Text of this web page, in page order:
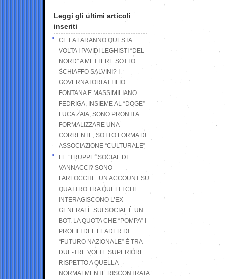
Leggi gli ultimi articoli
inseriti
CE LA FARANNO QUESTA
VOLTA I PAVIDI LEGHISTI “DEL
NORD” A METTERE SOTTO
SCHIAFFO SALVINI? I
GOVERNATORI ATTILIO
FONTANA E MASSIMILIANO
FEDRIGA, INSIEME AL “DOGE”
LUCA ZAIA, SONO PRONTI A
FORMALIZZARE UNA
CORRENTE, SOTTO FORMA DI
ASSOCIAZIONE “CULTURALE”
LE “TRUPPE” SOCIAL DI
VANNACCI? SONO
FARLOCCHE: UN ACCOUNT SU
QUATTRO TRA QUELLI CHE
INTERAGISCONO L’EX
GENERALE SUI SOCIAL È UN
BOT. LA QUOTA CHE “POMPA” I
PROFILI DEL LEADER DI
“FUTURO NAZIONALE” È TRA
DUE-TRE VOLTE SUPERIORE
RISPETTO A QUELLA
NORMALMENTE RISCONTRATA